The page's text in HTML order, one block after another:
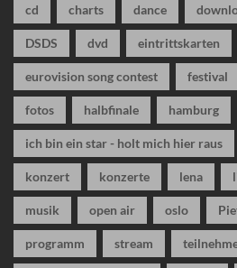
cd charts dance
DSDS dvd eintrittskarten
eurovision song contest festival
fotos halbfinale hamburg
ich bin ein star - holt mich hier raus
konzert konzerte lena
musik open air oslo
programm stream